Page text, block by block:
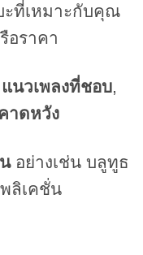
ะที่เหมาะกับคุณ
อราคา
แนวเพลงที่ชอบ,
าดหวัง
อย่างเช่น บลูทูธ
ลิเคชั่น